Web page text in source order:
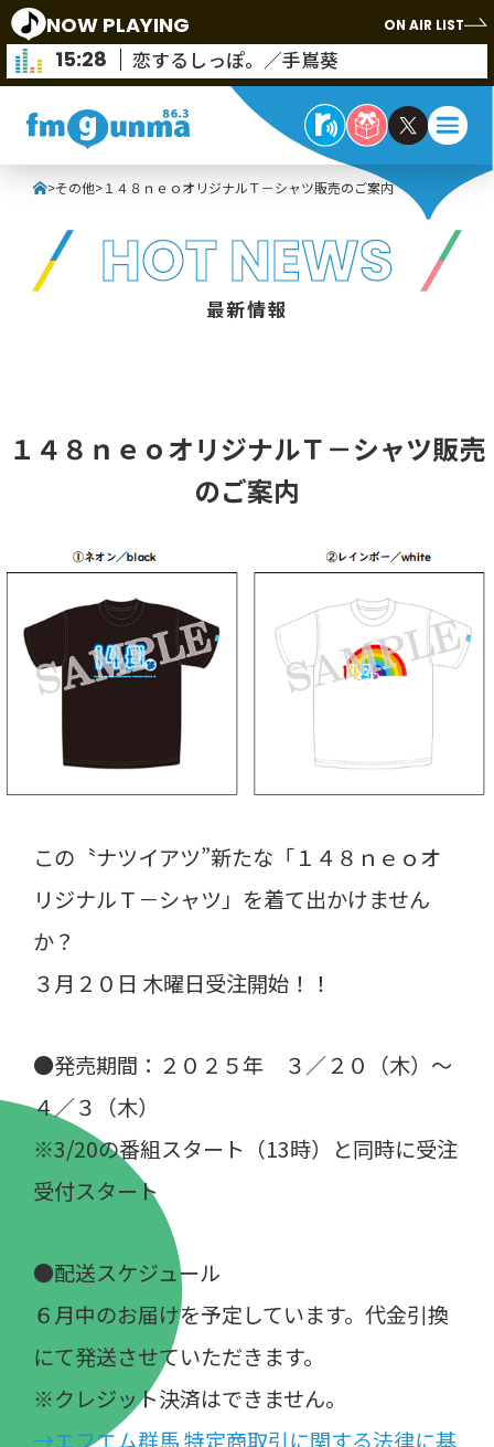
NOW PLAYING ON AIR LIST
15:28 恋するしっぽ。／手嶌葵
>その他>１４８ｎｅｏオリジナルＴ－シャツ販売のご案内
HOT NEWS
最新情報
１４８ｎｅｏオリジナルＴ－シャツ販売
のご案内
この〝ナツイアツ”新たな「１４８ｎｅｏオ
リジナルＴ－シャツ」を着て出かけません
か？
３月２０日 木曜日受注開始！！
●発売期間：２０２５年 ３／２０（木）～
４／３（木）
※3/20の番組スタート（13時）と同時に受注
受付スタート
●配送スケジュール
６月中のお届けを予定しています。代金引換
にて発送させていただきます。
※クレジット決済はできません。
→エフエム群馬 特定商取引に関する法律に基